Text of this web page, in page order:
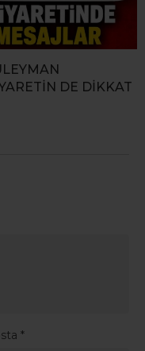
DE DİKKAT
*